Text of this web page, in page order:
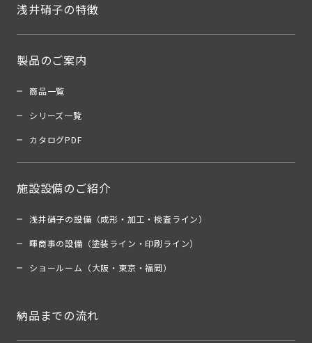
浅井硝子の特徴
製品のご案内
商品一覧
シリーズ一覧
カタログPDF
施設設備のご紹介
浅井硝子の設備（成形・加工・検査ライン）
暉商事の設備（塗装ライン・印刷ライン）
ショールーム（大阪・東京・福岡）
納品までの流れ